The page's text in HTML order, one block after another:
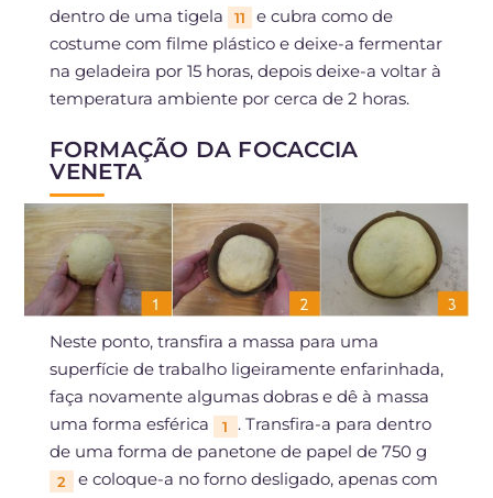
dentro de uma tigela
11
e cubra como de
costume com filme plástico e deixe-a fermentar
na geladeira por 15 horas, depois deixe-a voltar à
temperatura ambiente por cerca de 2 horas.
FORMAÇÃO DA FOCACCIA
VENETA
Neste ponto, transfira a massa para uma
superfície de trabalho ligeiramente enfarinhada,
faça novamente algumas dobras e dê à massa
uma forma esférica
1
. Transfira-a para dentro
de uma forma de panetone de papel de 750 g
2
e coloque-a no forno desligado, apenas com